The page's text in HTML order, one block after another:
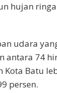
hujan
udara
74
Batu
persen.